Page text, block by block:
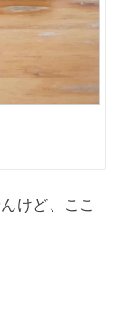
けど、ここ